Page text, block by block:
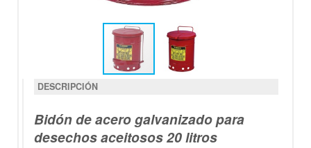
DESCRIPCIÓN
Bidón de acero galvanizado para
desechos aceitosos 20 litros